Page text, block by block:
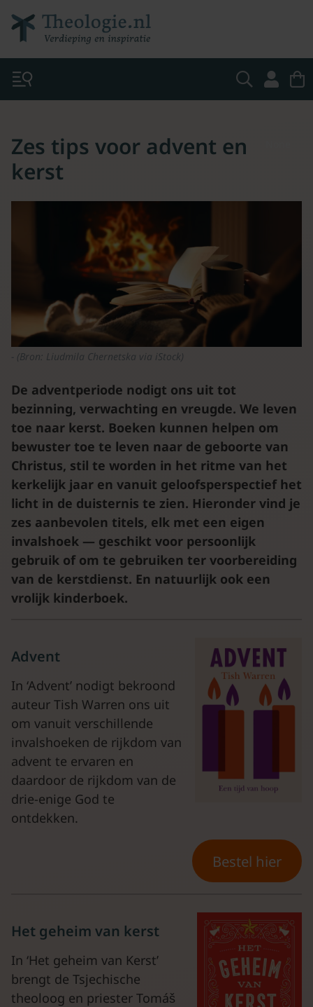
Zes tips voor advent en
kerst
(Bron: Liudmila Chernetska via iStock)
De adventperiode nodigt ons uit tot
bezinning, verwachting en vreugde. We leven
toe naar kerst. Boeken kunnen helpen om
bewuster toe te leven naar de geboorte van
Christus, stil te worden in het ritme van het
kerkelijk jaar en vanuit geloofsperspectief het
licht in de duisternis te zien. Hieronder vind je
zes aanbevolen titels, elk met een eigen
invalshoek — geschikt voor persoonlijk
gebruik of om te gebruiken ter voorbereiding
van de kerstdienst. En natuurlijk ook een
vrolijk kinderboek.
Advent
In ‘Advent’ nodigt bekroond
auteur Tish Warren ons uit
om vanuit verschillende
invalshoeken de rijkdom van
advent te ervaren en
daardoor de rijkdom van de
drie-enige God te
ontdekken.
Bestel hier
Het geheim van kerst
In ‘Het geheim van Kerst’
brengt de Tsjechische
theoloog en priester Tomáš